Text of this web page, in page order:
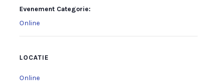
Evenement Categorie:
Online
LOCATIE
Online